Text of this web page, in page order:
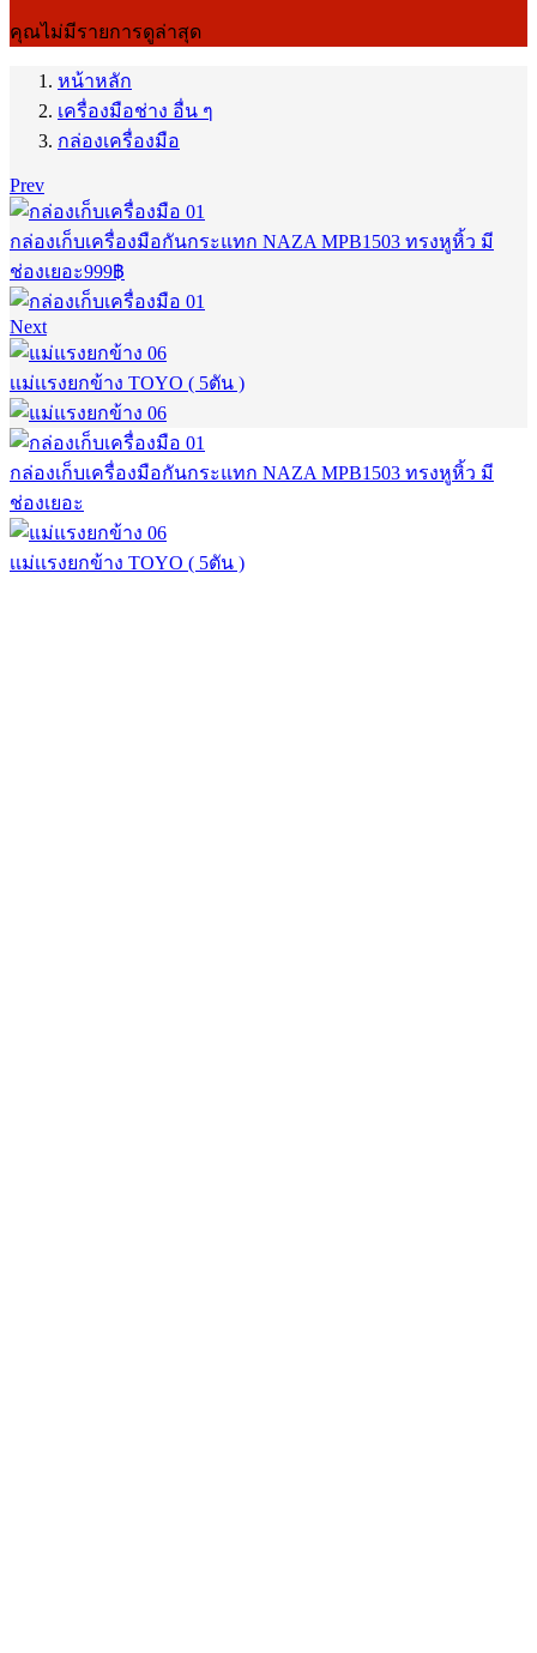
คุณไม่มีรายการดูล่าสุด
หน้าหลัก
เครื่องมือช่าง อื่น ๆ
กล่องเครื่องมือ
Prev
กล่องเก็บเครื่องมือกันกระแทก NAZA MPB1503 ทรงหูหิ้ว มี
ช่องเยอะ999฿
Next
เเม่เเรงยกข้าง TOYO ( 5ตัน )
กล่องเก็บเครื่องมือกันกระแทก NAZA MPB1503 ทรงหูหิ้ว มี
ช่องเยอะ
เเม่เเรงยกข้าง TOYO ( 5ตัน )